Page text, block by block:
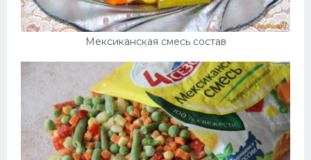
Мексиканская смесь состав